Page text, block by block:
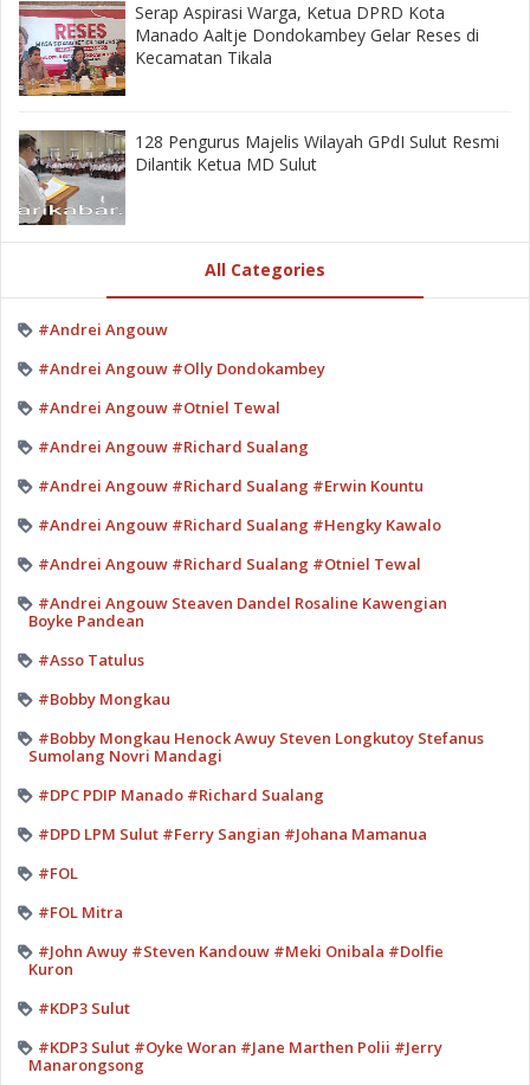
‎Serap Aspirasi Warga, Ketua DPRD Kota
Manado Aaltje Dondokambey Gelar Reses di
Kecamatan Tikala ‎
128 Pengurus Majelis Wilayah GPdI Sulut Resmi
Dilantik Ketua MD Sulut
All Categories
#Andrei Angouw
#Andrei Angouw #Olly Dondokambey
#Andrei Angouw #Otniel Tewal
#Andrei Angouw #Richard Sualang
#Andrei Angouw #Richard Sualang #Erwin Kountu
#Andrei Angouw #Richard Sualang #Hengky Kawalo
#Andrei Angouw #Richard Sualang #Otniel Tewal
#Andrei Angouw Steaven Dandel Rosaline Kawengian
Boyke Pandean
#Asso Tatulus
#Bobby Mongkau
#Bobby Mongkau Henock Awuy Steven Longkutoy Stefanus
Sumolang Novri Mandagi
#DPC PDIP Manado #Richard Sualang
#DPD LPM Sulut #Ferry Sangian #Johana Mamanua
#FOL
#FOL Mitra
#John Awuy #Steven Kandouw #Meki Onibala #Dolfie
Kuron
#KDP3 Sulut
#KDP3 Sulut #Oyke Woran #Jane Marthen Polii #Jerry
Manarongsong